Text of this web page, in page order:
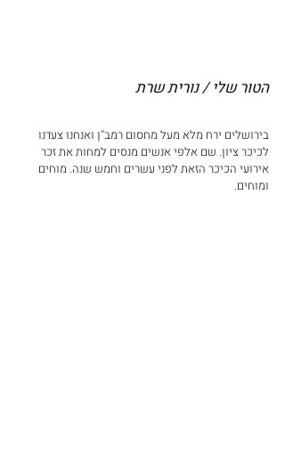
הטור שלי / נורית שרת
בירושלים ירח מלא מעל מחסום רמב''ן ואנחנו צעדנו
לכיכר ציון. שם אלפי אנשים מנסים למחות את זכר
אירועי הכיכר הזאת לפני עשרים וחמש שנה. מוחים
ומוחים.